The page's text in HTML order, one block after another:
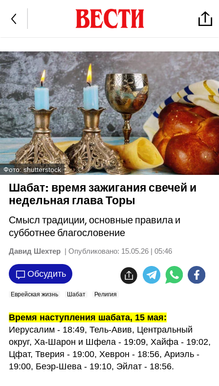
Фото: shutterstock
Шабат: время зажигания свечей и
недельная глава Торы
Смысл традиции, основные правила и
субботнее благословение
Давид Шехтер | Опубликовано: 15.05.26 | 05:46
Обсудить
Еврейская жизнь Шабат Религия
Время наступления шабата, 15 мая:
Иерусалим - 18:49, Тель-Авив, Центральный
округ, Ха-Шарон и Шфела - 19:09, Хайфа - 19:02,
Цфат, Тверия - 19:00, Хеврон - 18:56, Ариэль -
19:00, Беэр-Шева - 19:10, Эйлат - 18:56.